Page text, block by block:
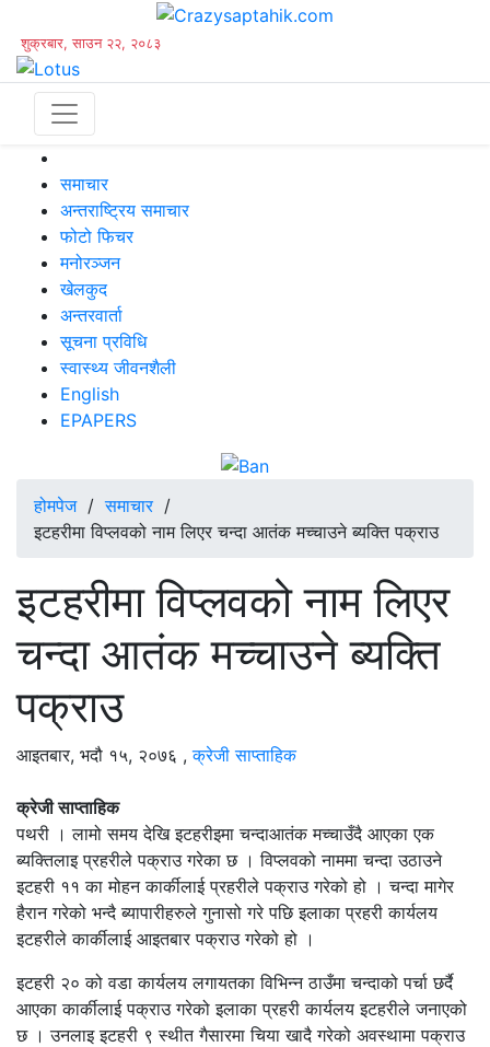
शुक्रबार, साउन २२, २०८३
समाचार
अन्तराष्ट्रिय समाचार
फोटो फिचर
मनोरञ्जन
खेलकुद
अन्तरवार्ता
सूचना प्रविधि
स्वास्थ्य जीवनशैली
English
EPAPERS
होमपेज/समाचार/
इटहरीमा विप्लवको नाम लिएर चन्दा आतंक मच्चाउने ब्यक्ति पक्राउ
इटहरीमा विप्लवको नाम लिएर
चन्दा आतंक मच्चाउने ब्यक्ति
पक्राउ
आइतबार, भदौ १५, २०७६ ,क्रेजी साप्ताहिक
क्रेजी साप्ताहिक
पथरी । लामो समय देखि इटहरीइमा चन्दाआतंक मच्चाउँदै आएका एक
ब्यक्तिलाइ प्रहरीले पक्राउ गरेका छ । विप्लवको नाममा चन्दा उठाउने
इटहरी ११ का मोहन कार्कीलाई प्रहरीले पक्राउ गरेको हो । चन्दा मागेर
हैरान गरेको भन्दै ब्यापारीहरुले गुनासो गरे पछि इलाका प्रहरी कार्यलय
इटहरीले कार्कीलाई आइतबार पक्राउ गरेको हो ।
इटहरी २० को वडा कार्यलय लगायतका विभिन्न ठाउँमा चन्दाको पर्चा छर्दै
आएका कार्कीलाई पक्राउ गरेको इलाका प्रहरी कार्यलय इटहरीले जनाएको
छ । उनलाइ इटहरी ९ स्थीत गैसारमा चिया खादै गरेको अवस्थामा पक्राउ